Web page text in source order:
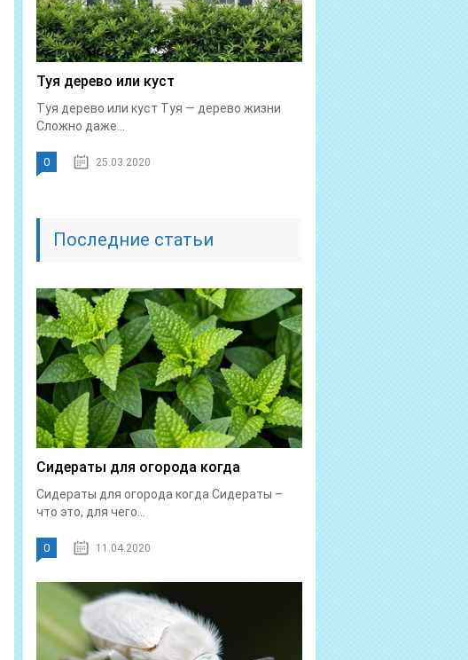
Туя дерево или куст
Туя дерево или куст Туя — дерево жизни
Сложно даже...
0 25.03.2020
Последние статьи
Сидераты для огорода когда
Сидераты для огорода когда Сидераты –
что это, для чего...
0 11.04.2020